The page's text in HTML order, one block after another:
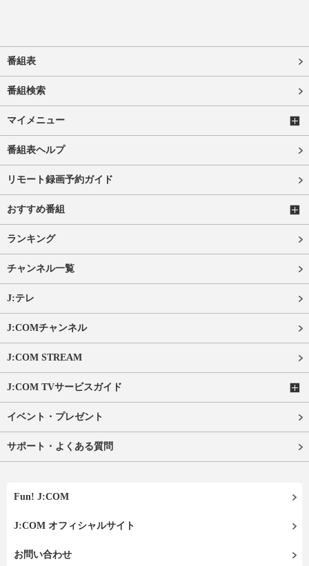
番組表
番組検索
マイメニュー
番組表ヘルプ
リモート録画予約ガイド
おすすめ番組
ランキング
チャンネル一覧
J:テレ
J:COMチャンネル
J:COM STREAM
J:COM TVサービスガイド
イベント・プレゼント
サポート・よくある質問
Fun! J:COM
J:COM オフィシャルサイト
お問い合わせ